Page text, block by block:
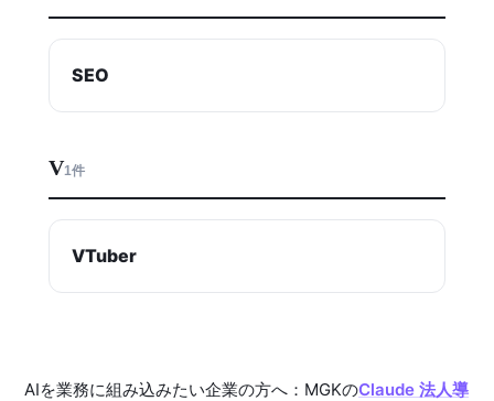
SEO
V1件
VTuber
AIを業務に組み込みたい企業の方へ：MGKのClaude 法人導